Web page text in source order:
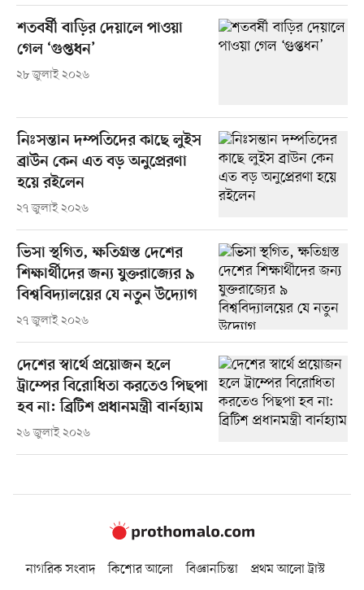
শতবর্ষী বাড়ির দেয়ালে পাওয়া
গেল ‘গুপ্তধন’
২৮ জুলাই ২০২৬
নিঃসন্তান দম্পতিদের কাছে লুইস
ব্রাউন কেন এত বড় অনুপ্রেরণা
হয়ে রইলেন
২৭ জুলাই ২০২৬
ভিসা স্থগিত, ক্ষতিগ্রস্ত দেশের
শিক্ষার্থীদের জন্য যুক্তরাজ্যের ৯
বিশ্ববিদ্যালয়ের যে নতুন উদ্যোগ
২৭ জুলাই ২০২৬
দেশের স্বার্থে প্রয়োজন হলে
ট্রাম্পের বিরোধিতা করতেও পিছপা
হব না: ব্রিটিশ প্রধানমন্ত্রী বার্নহ্যাম
২৬ জুলাই ২০২৬
নাগরিক সংবাদ কিশোর আলো বিজ্ঞানচিন্তা
প্রথম আলো ট্রাস্ট